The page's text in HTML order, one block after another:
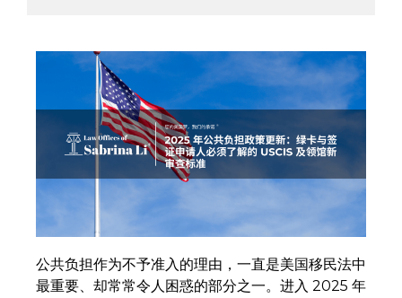
公共负担作为不予准入的理由，一直是美国移民法中
最重要、却常常令人困惑的部分之一。进入 2025 年